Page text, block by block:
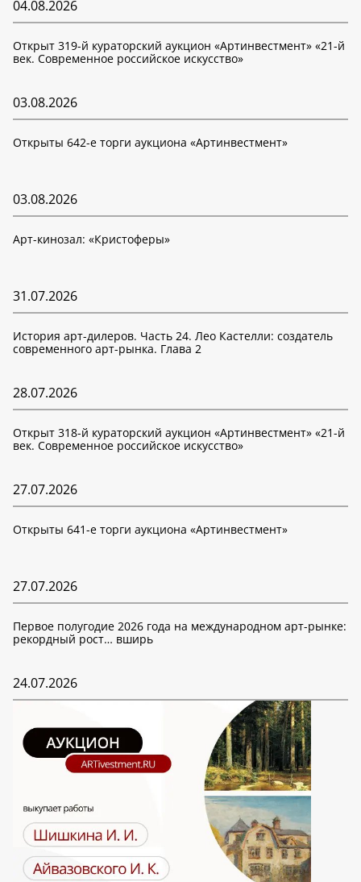
04.08.2026
Открыт 319-й кураторский аукцион «Артинвестмент» «21-й
век. Современное российское искусство»
03.08.2026
Открыты 642-е торги аукциона «Артинвестмент»
03.08.2026
Арт-кинозал: «Кристоферы»
31.07.2026
История арт-дилеров. Часть 24. Лео Кастелли: создатель
современного арт-рынка. Глава 2
28.07.2026
Открыт 318-й кураторский аукцион «Артинвестмент» «21-й
век. Современное российское искусство»
27.07.2026
Открыты 641-е торги аукциона «Артинвестмент»
27.07.2026
Первое полугодие 2026 года на международном арт-рынке:
рекордный рост… вширь
24.07.2026